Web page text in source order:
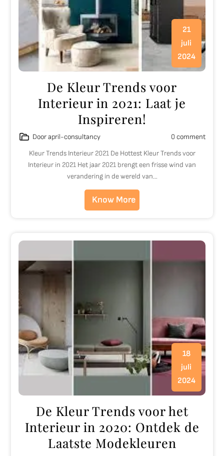
21
juli
2024
De Kleur Trends voor
Interieur in 2021: Laat je
Inspireren!
Door april-consultancy
0 comment
Kleur Trends Interieur 2021 De Hottest Kleur Trends voor
Interieur in 2021 Het jaar 2021 brengt een frisse wind van
verandering in de wereld van…
Know More
18
juli
2024
De Kleur Trends voor het
Interieur in 2020: Ontdek de
Laatste Modekleuren